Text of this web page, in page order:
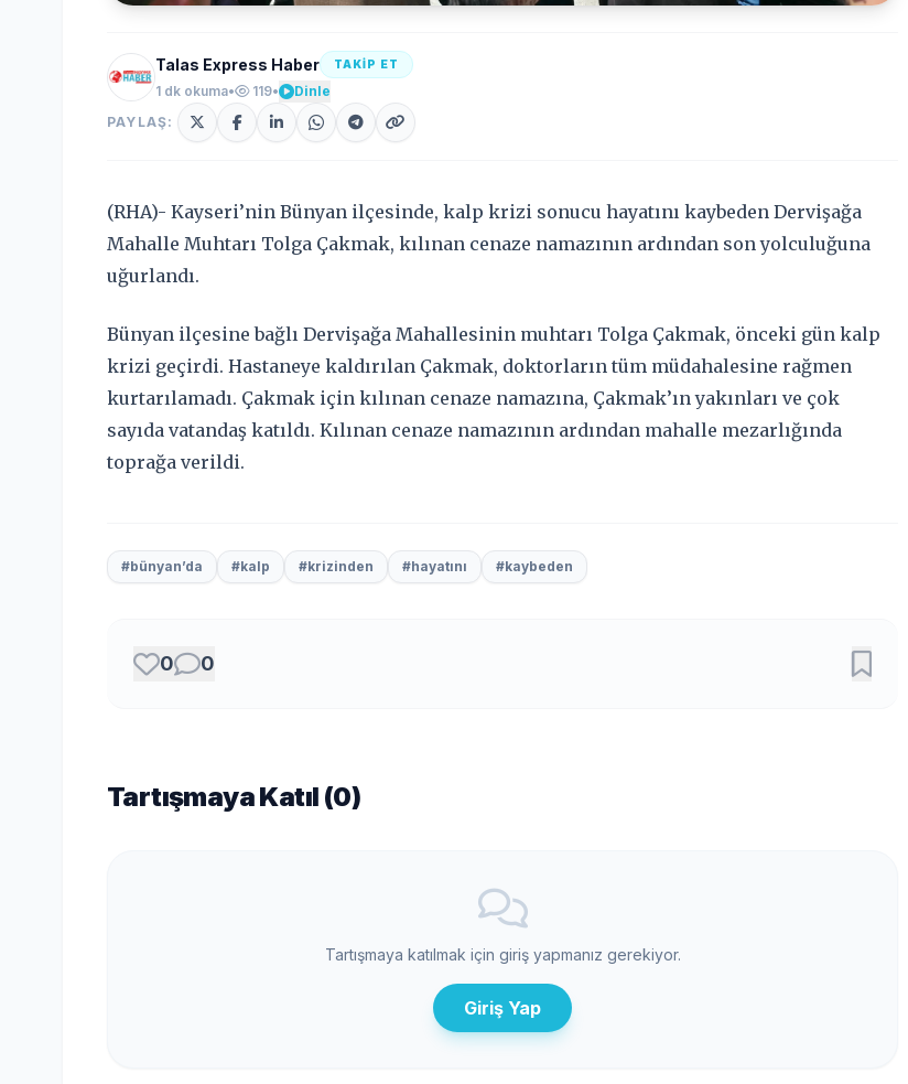
Talas Express Haber TAKİP ET
1 dk okuma• 119•
Dinle
PAYLAŞ:
(RHA)- Kayseri’nin Bünyan ilçesinde, kalp krizi sonucu hayatını kaybeden Dervişağa
Mahalle Muhtarı Tolga Çakmak, kılınan cenaze namazının ardından son yolculuğuna
uğurlandı.
Bünyan ilçesine bağlı Dervişağa Mahallesinin muhtarı Tolga Çakmak, önceki gün kalp
krizi geçirdi. Hastaneye kaldırılan Çakmak, doktorların tüm müdahalesine rağmen
kurtarılamadı. Çakmak için kılınan cenaze namazına, Çakmak’ın yakınları ve çok
sayıda vatandaş katıldı. Kılınan cenaze namazının ardından mahalle mezarlığında
toprağa verildi.
#bünyan’da #kalp #krizinden #hayatını #kaybeden
0 0
Tartışmaya Katıl (0)
Tartışmaya katılmak için giriş yapmanız gerekiyor.
Giriş Yap